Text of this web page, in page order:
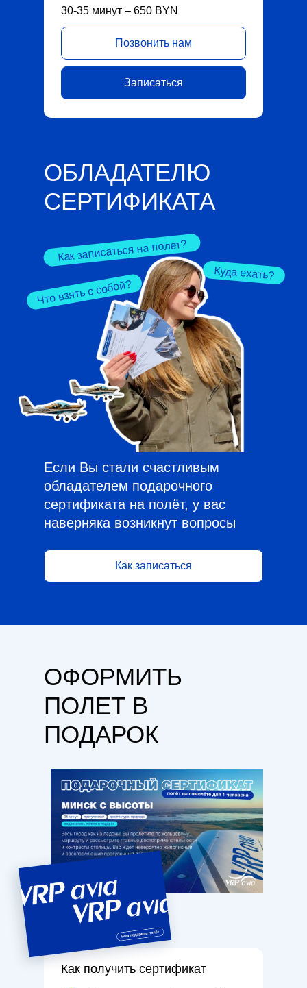
Записаться
30-35 минут – 650 BYN
Позвонить нам
ОБЛАДАТЕЛЮ
СЕРТИФИКАТА
Если Вы стали счастливым
обладателем подарочного
сертификата на полёт, у вас
наверняка возникнут вопросы
Как записаться на полет?
Что взять с собой?
Куда ехать?
Как записаться
ОФОРМИТЬ
ПОЛЕТ В
ПОДАРОК
Как получить сертификат